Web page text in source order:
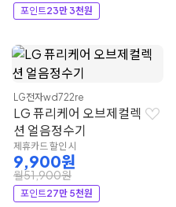
포인트23만 3천원
LG전자wd722re
LG 퓨리케어 오브제컬렉
션 얼음정수기
제휴카드 할인 시
9,900원
월51,900원
포인트27만 5천원